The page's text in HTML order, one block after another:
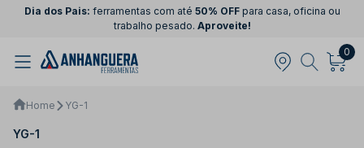
Dia dos Pais: ferramentas com até 50% OFFpara casa, oficina ou
trabalho pesado. Aproveite!
0
Home YG-1
YG-1